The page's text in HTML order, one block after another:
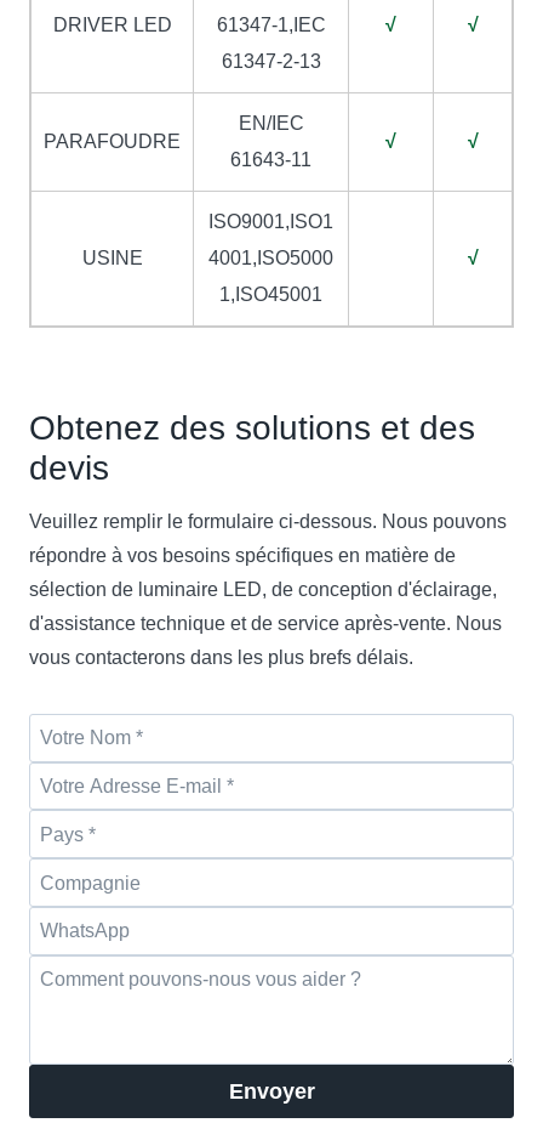
DRIVER LED
61347-1,IEC
61347-2-13
√ √
PARAFOUDRE
EN/IEC
61643-11
√ √
USINE
ISO9001,ISO1
4001,ISO5000
1,ISO45001
√
Obtenez des solutions et des
devis
Veuillez remplir le formulaire ci-dessous. Nous pouvons
répondre à vos besoins spécifiques en matière de
sélection de luminaire LED, de conception d'éclairage,
d'assistance technique et de service après-vente. Nous
vous contacterons dans les plus brefs délais.
Envoyer